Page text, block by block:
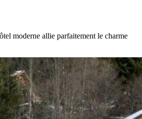
moderne allie parfaitement le charme